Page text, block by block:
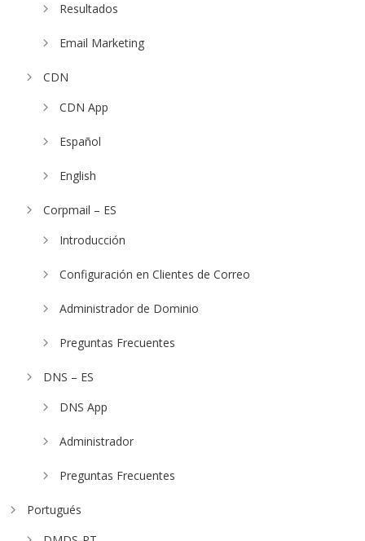
Resultados
Email Marketing
CDN
CDN App
Español
English
Corpmail – ES
Introducción
Configuración en Clientes de Correo
Administrador de Dominio
Preguntas Frecuentes
DNS – ES
DNS App
Administrador
Preguntas Frecuentes
Portugués